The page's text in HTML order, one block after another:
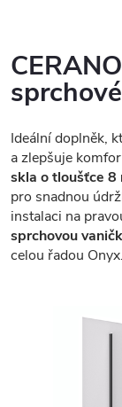
Ideální doplněk,
a zlepšuje
skla o tloušťce 8
pro snadnou
instalaci na
sprchovou
celou řadou Onyx.